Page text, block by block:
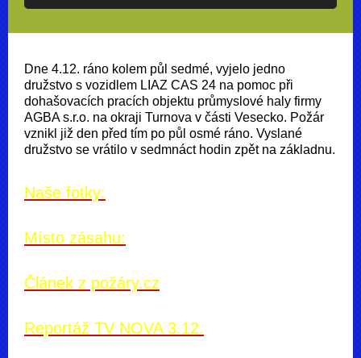
Dne 4.12. ráno kolem půl sedmé, vyjelo jedno
družstvo s vozidlem LIAZ CAS 24 na pomoc při
dohašovacích pracích objektu průmyslové haly firmy
AGBA s.r.o. na okraji Turnova v části Vesecko. Požár
vznikl již den před tím po půl osmé ráno. Vyslané
družstvo se vrátilo v sedmnáct hodin zpět na základnu.
Naše fotky:
Místo zásahu:
Článek z požáry.cz
Reportáž TV NOVA 3.12.